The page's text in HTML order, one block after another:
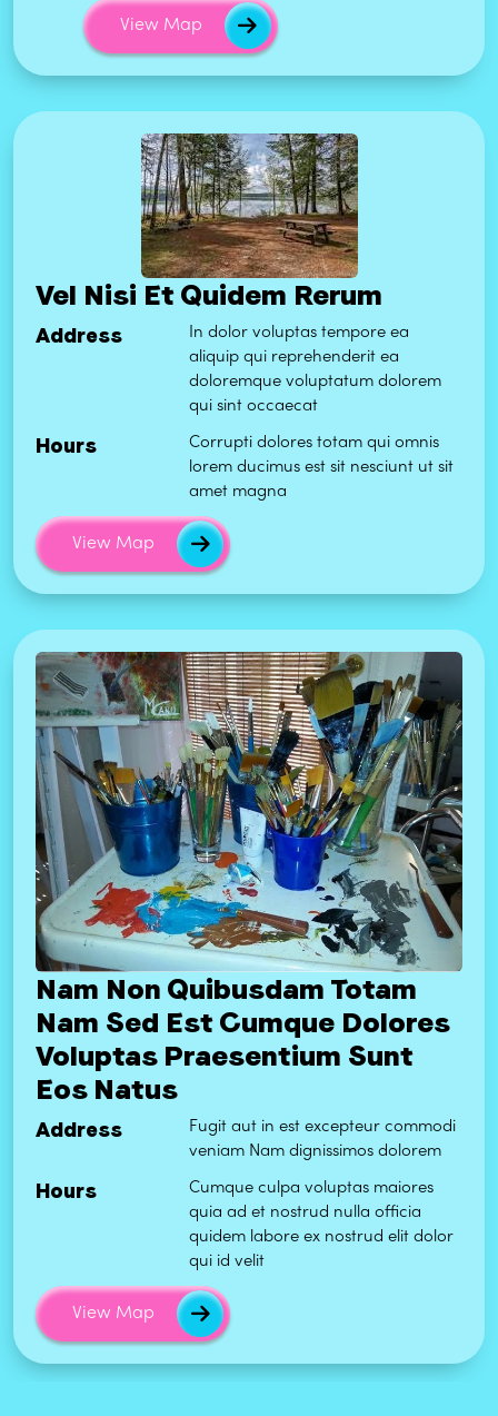
View Map
Vel Nisi Et Quidem Rerum
Address
In dolor voluptas tempore ea
aliquip qui reprehenderit ea
doloremque voluptatum dolorem
qui sint occaecat
Hours
Corrupti dolores totam qui omnis
lorem ducimus est sit nesciunt ut sit
amet magna
View Map
Nam Non Quibusdam Totam
Nam Sed Est Cumque Dolores
Voluptas Praesentium Sunt
Eos Natus
Address
Fugit aut in est excepteur commodi
veniam Nam dignissimos dolorem
Hours
Cumque culpa voluptas maiores
quia ad et nostrud nulla officia
quidem labore ex nostrud elit dolor
qui id velit
View Map